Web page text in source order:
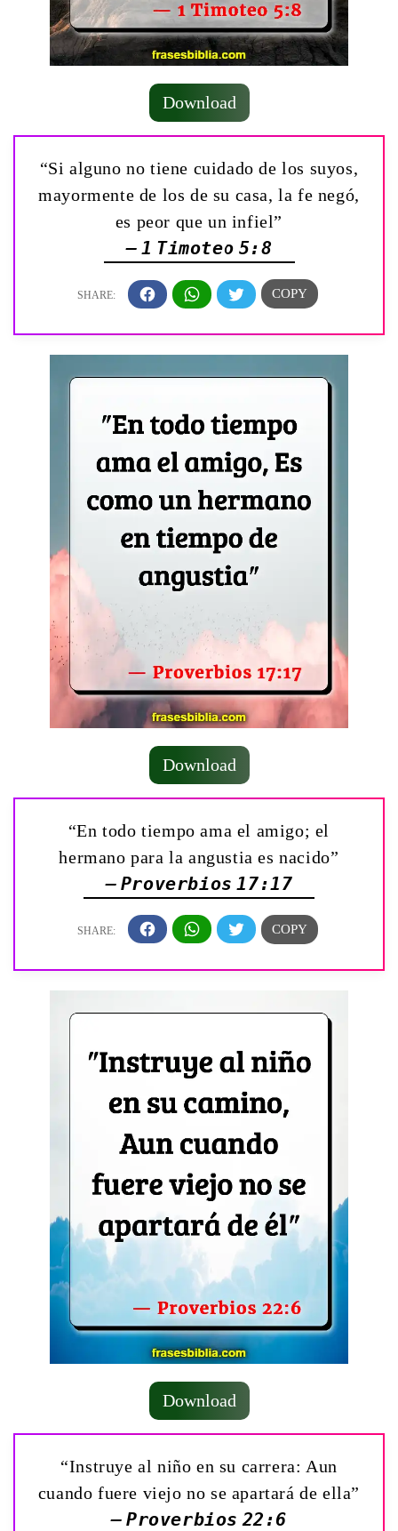
Download
“Si alguno no tiene cuidado de los suyos,
mayormente de los de su casa, la fe negó,
es peor que un infiel”
— 1 Timoteo 5:8
Download
“En todo tiempo ama el amigo; el
hermano para la angustia es nacido”
— Proverbios 17:17
Download
“Instruye al niño en su carrera: Aun
cuando fuere viejo no se apartará de ella”
— Proverbios 22:6